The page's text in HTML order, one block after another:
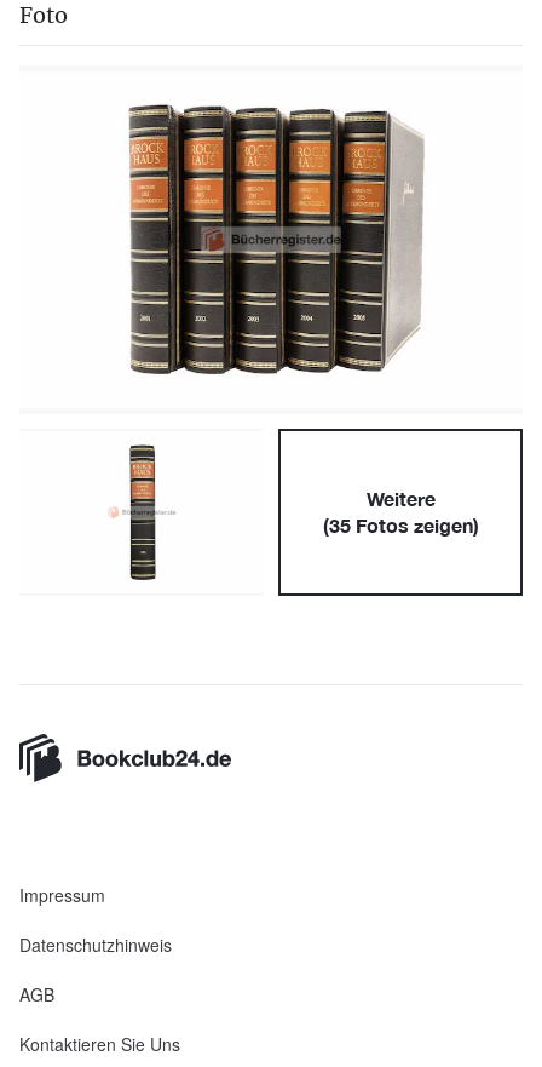
Foto
Weitere
(35Fotos zeigen)
Impressum
Datenschutzhinweis
AGB
Kontaktieren Sie Uns